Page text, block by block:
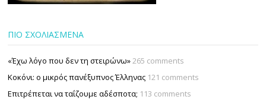
ΠΙΟ ΣΧΟΛΙΑΣΜΕΝΑ
«Έχω λόγο που δεν τη στειρώνω»265 comments
Κοκόνι: ο μικρός πανέξυπνος Έλληνας 121 comments
Επιτρέπεται να ταΐζουµε αδέσποτα; 113 comments